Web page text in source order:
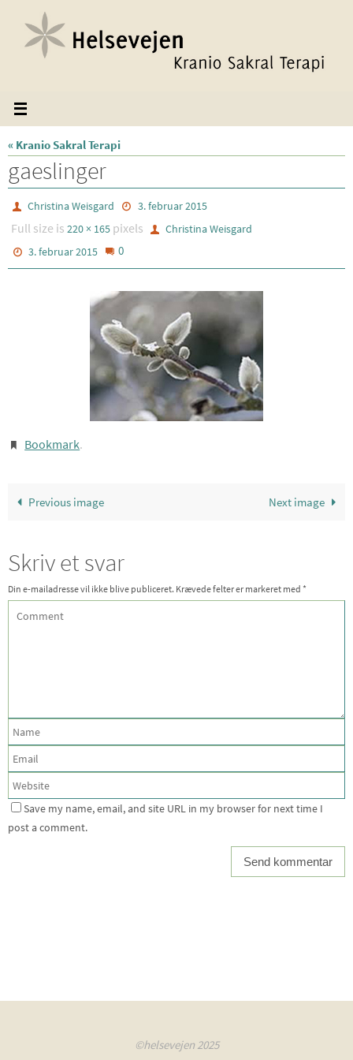
content
« Kranio Sakral Terapi
gaeslinger
Christina Weisgard 3. februar 2015
Full size is 220 × 165 pixels
Christina Weisgard
3. februar 2015
0
Bookmark.
Previous image Next image
Skriv et svar
Din e-mailadresse vil ikke blive publiceret. Krævede felter er markeret med *
Save my name, email, and site URL in my browser for next time I
post a comment.
©helsevejen 2025